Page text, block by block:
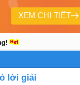
XEM CHI TIẾT
lời giải